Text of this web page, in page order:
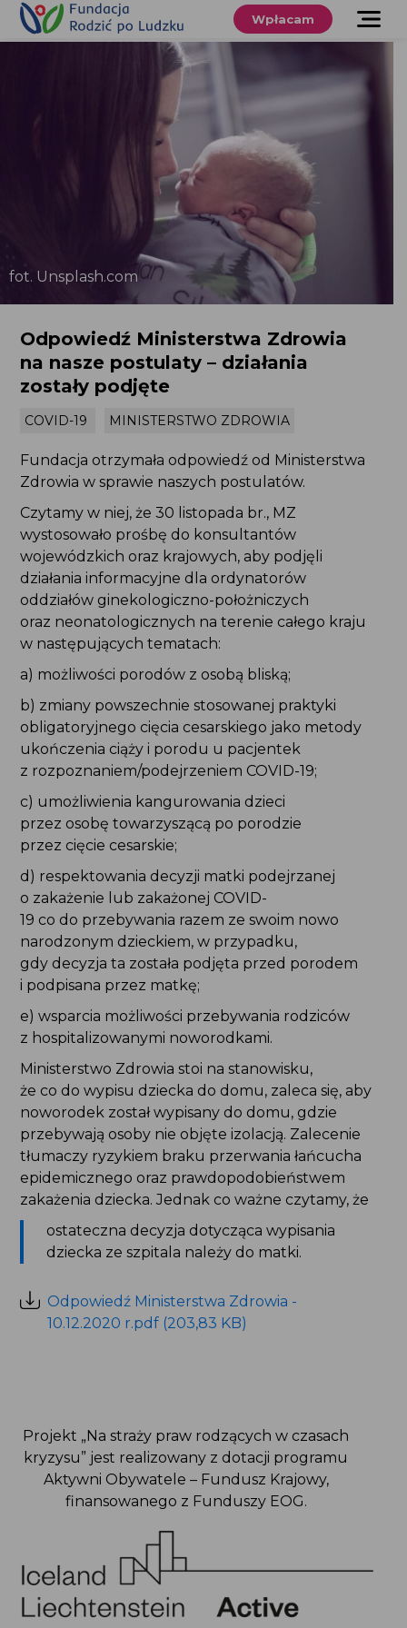
Przewiń
treści
O nas
Co robimy
Wspieraj
nas
Twoje prawa
Sklep
Niezbędnik
Wpłacam
fot. Unsplash.com
Odpowiedź Ministerstwa Zdrowia
na nasze postulaty – działania
zostały podjęte
COVID-19 MINISTERSTWO ZDROWIA
Fundacja otrzymała odpowiedź od Ministerstwa
Zdrowia w sprawie naszych postulatów.
Czytamy w niej, że 30 listopada br., MZ
wystosowało prośbę do konsultantów
wojewódzkich oraz krajowych, aby podjęli
działania informacyjne dla ordynatorów
oddziałów ginekologiczno-położniczych
oraz neonatologicznych na terenie całego kraju
w następujących tematach:
a) możliwości porodów z osobą bliską;
b) zmiany powszechnie stosowanej praktyki
obligatoryjnego cięcia cesarskiego jako metody
ukończenia ciąży i porodu u pacjentek
z rozpoznaniem/podejrzeniem COVID-19;
c) umożliwienia kangurowania dzieci
przez osobę towarzyszącą po porodzie
przez cięcie cesarskie;
d) respektowania decyzji matki podejrzanej
o zakażenie lub zakażonej COVID-
19 co do przebywania razem ze swoim nowo
narodzonym dzieckiem, w przypadku,
gdy decyzja ta została podjęta przed porodem
i podpisana przez matkę;
e) wsparcia możliwości przebywania rodziców
z hospitalizowanymi noworodkami.
Ministerstwo Zdrowia stoi na stanowisku,
że co do wypisu dziecka do domu, zaleca się, aby
noworodek został wypisany do domu, gdzie
przebywają osoby nie objęte izolacją. Zalecenie
tłumaczy ryzykiem braku przerwania łańcucha
epidemicznego oraz prawdopodobieństwem
zakażenia dziecka. Jednak co ważne czytamy, że
ostateczna decyzja dotycząca wypisania
dziecka ze szpitala należy do matki.
Odpowiedź Ministerstwa Zdrowia -
10.12.2020 r.pdf (203,83 KB)
Projekt „Na straży praw rodzących w czasach
kryzysu” jest realizowany z dotacji programu
Aktywni Obywatele – Fundusz Krajowy,
finansowanego z Funduszy EOG.